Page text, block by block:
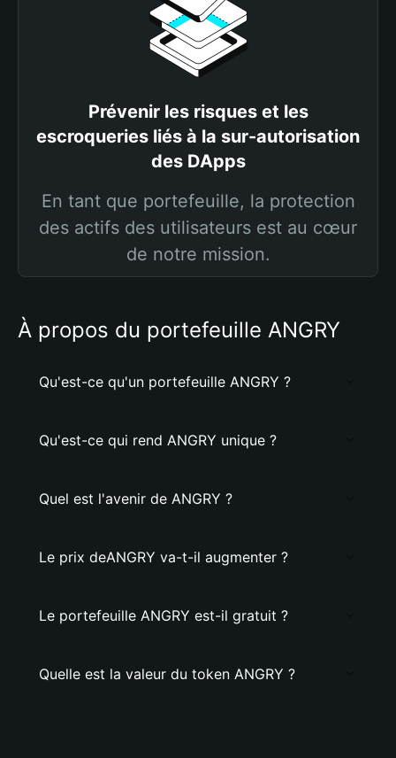
Prévenir les risques et les
escroqueries liés à la sur-autorisation
des DApps
En tant que portefeuille, la protection
des actifs des utilisateurs est au cœur
de notre mission.
À propos du portefeuille ANGRY
Qu'est-ce qu'un portefeuille ANGRY ?
Qu'est-ce qui rend ANGRY unique ?
Quel est l'avenir de ANGRY ?
Le prix deANGRY va-t-il augmenter ?
Le portefeuille ANGRY est-il gratuit ?
Quelle est la valeur du token ANGRY ?